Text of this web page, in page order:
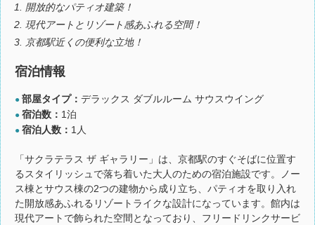
開放的なパティオ建築！
現代アートとリゾート感あふれる空間！
京都駅近くの便利な立地！
宿泊情報
● 部屋タイプ： デラックス ダブルルーム サウスウイング
● 宿泊数： 1泊
● 宿泊人数： 1人
「サクラテラス ザ ギャラリー」は、京都駅のすぐそばに位置す
るスタイリッシュで落ち着いた大人のための宿泊施設です。ノー
ス棟とサウス棟の2つの建物から成り立ち、パティオを取り入れ
た開放感あふれるリゾートライクな設計になっています。館内は
現代アートで飾られた空間となっており、フリードリンクサービ